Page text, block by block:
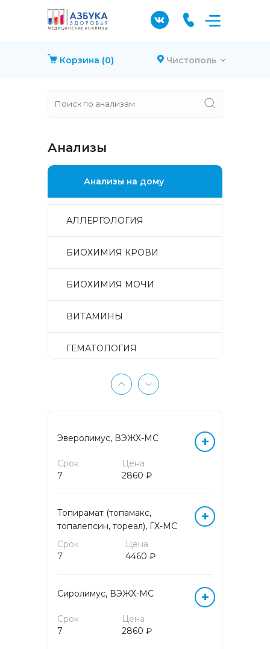
Корзина (0) Чистополь
Анализы
Анализы на дому
АЛЛЕРГОЛОГИЯ
БИОХИМИЯ КРОВИ
БИОХИМИЯ МОЧИ
ВИТАМИНЫ
ГЕМАТОЛОГИЯ
ГЕМОСТАЗ
ИССЛЕДОВАНИЯ
ИССЛЕДОВАНИЯ
ПУНКЦИОННОГО МАТЕРИАЛА
ГОРМОНЫ БИОЛОГИЧЕСКИХ
ГОРМОНЫ КРОВИ
ГОРМОНЫ МОЧИ
Эверолимус, ВЭЖХ-МС
Срок
7
Цена
2860 ₽
+
Топирамат (топамакс,
топалепсин, тореал), ГХ-МС
Срок
7
Цена
4460 ₽
+
Сиролимус, ВЭЖХ-МС
Срок
7
Цена
2860 ₽
+